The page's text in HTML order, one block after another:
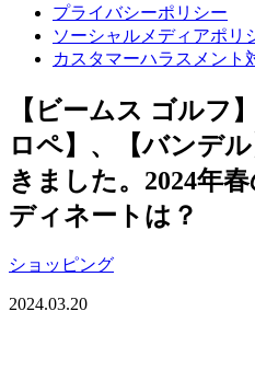
プライバシーポリシー
ソーシャルメディアポリ
カスタマーハラスメント
【ビームス ゴルフ
ロペ】、【バンデ
きました。2024年
ディネートは？
ショッピング
2024.03.20